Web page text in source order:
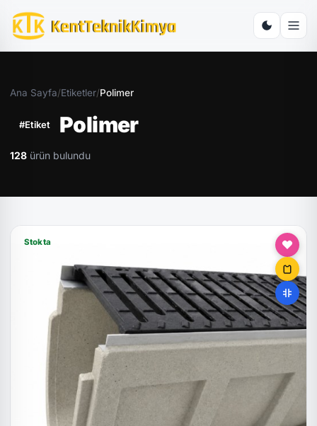
Ana Sayfa/Etiketler/Polimer
#Etiket Polimer
128 ürün bulundu
Stokta